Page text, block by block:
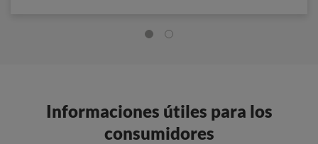
Informaciones útiles para los
consumidores